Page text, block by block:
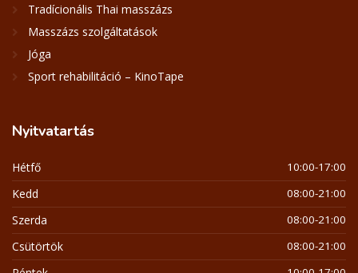
Tradícionális Thai masszázs
Masszázs szolgáltatások
Jóga
Sport rehabilitáció – KinoTape
Nyitvatartás
Hétfő 10:00-17:00
Kedd 08:00-21:00
Szerda 08:00-21:00
Csütörtök 08:00-21:00